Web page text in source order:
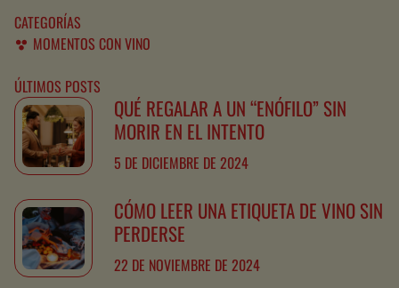
CATEGORÍAS
MOMENTOS CON VINO
ÚLTIMOS POSTS
QUÉ REGALAR A UN “ENÓFILO” SIN
MORIR EN EL INTENTO
5 DE DICIEMBRE DE 2024
CÓMO LEER UNA ETIQUETA DE VINO SIN
PERDERSE
22 DE NOVIEMBRE DE 2024